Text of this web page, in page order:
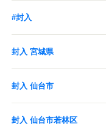
#封入
封入 宮城県
封入 仙台市
封入 仙台市若林区